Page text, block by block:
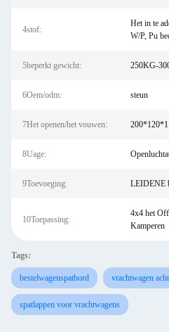
4stof:
Het in te
W/P, Pu
5beperkt gewicht: 250KG-
6Oem/odm: steun
7Het openen/het vouwen:
8Uage:
9Toevoeging: LEIDENE
10Toepassing:
4x4 het
Kamperen
Tags:
bestelwagenspatbord vrachtwagen
spatlappen voor vrachtwagens